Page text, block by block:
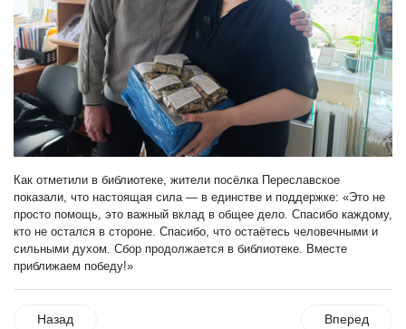
Как отметили в библиотеке, жители посёлка Переславское
показали, что настоящая сила — в единстве и поддержке: «Это не
просто помощь, это важный вклад в общее дело. Спасибо каждому,
кто не остался в стороне. Спасибо, что остаётесь человечными и
сильными духом. Сбор продолжается в библиотеке. Вместе
приближаем победу!»
Назад Вперед